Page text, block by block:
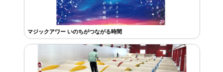
マジックアワー いのちがつながる時間